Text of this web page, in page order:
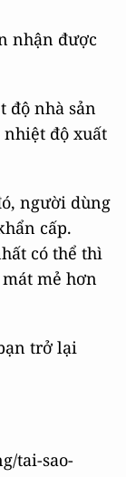
nhận được
độ nhà sản
nhiệt độ xuất
người dùng
cấp.
có thể thì
mẻ hơn
trở lại
tai-sao-